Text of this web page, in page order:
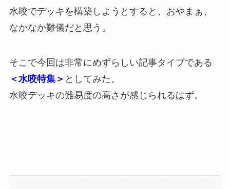
水咬でデッキを構築しようとすると、おやまぁ、
なかなか難儀だと思う。
そこで今回は非常にめずらしい記事タイプである
＜水咬特集＞ としてみた。
水咬デッキの難易度の高さが感じられるはず。